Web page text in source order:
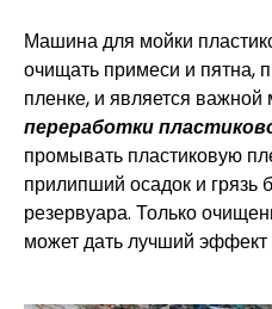
Машина для мойки
очищать примеси и пятна,
пленке, и является
переработки
промывать пластиковую
прилипший осадок и грязь
резервуара. Только
может дать лучший эффект